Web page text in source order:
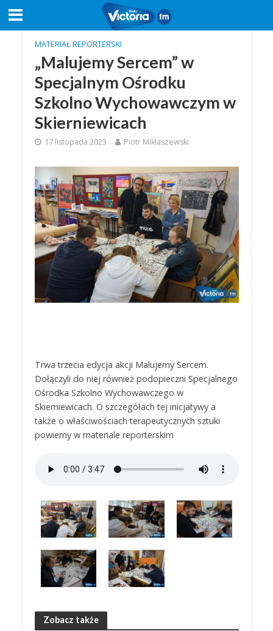
MATERIAŁ REPORTERSKI
„Malujemy Sercem” w
Specjalnym Ośrodku
Szkolno Wychowawczym w
Skierniewicach
17 listopada 2023 Piotr Miklaszewski
Trwa trzecia edycja akcji Malujemy Sercem.
Dołączyli do niej również podopieczni Specjalnego
Ośrodka Szkolno Wychowawczego w
Skierniewicach. O szczegółach tej inicjatywy a
także o właściwościach terapeutycznych sztuki
powiemy w materiale reporterskim
Zobacz także